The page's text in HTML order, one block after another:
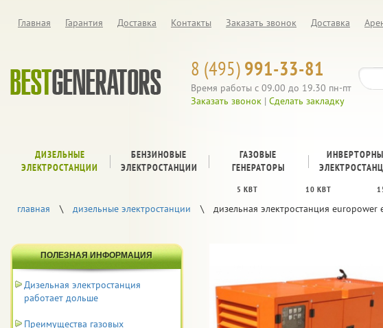
Главная Гарантия Доставка Контакты Заказать звонок Доставка
8 (495)991-33-81
Время работы с 09.00 до 19.30 пн-пт
Заказать звонок| Сделать закладку
ДИЗЕЛЬНЫЕ
ЭЛЕКТРОСТАНЦИИ
5 КВТ 10 КВТ
БЕНЗИНОВЫЕ
ЭЛЕКТРОСТАНЦИИ
ГАЗОВЫЕ
ГЕНЕРАТОРЫ
главная \ дизельные электростанции \ дизельная электростанция europower
ПОЛЕЗНАЯ ИНФОРМАЦИЯ
Дизельная электростанция
работает дольше
Преимущества газовых